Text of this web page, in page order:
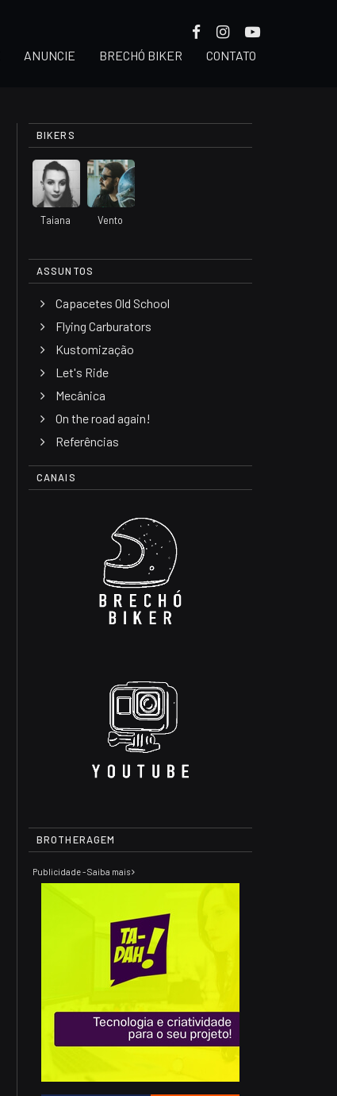
ANUNCIE BRECHÓ BIKER CONTATO
BIKERS
Taiana Vento
ASSUNTOS
Capacetes Old School
Flying Carburators
Kustomização
Let's Ride
Mecânica
On the road again!
Referências
CANAIS
BROTHERAGEM
Publicidade - Saiba mais